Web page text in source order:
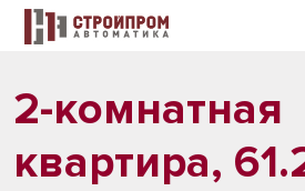
2-комнатная
квартира,